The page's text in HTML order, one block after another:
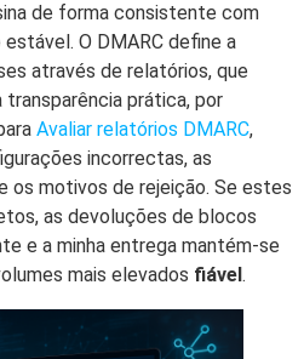
de forma consistente com
O DMARC define a
através de relatórios, que
prática, por
Avaliar relatórios DMARC,
incorrectas, as
os motivos de rejeição. Se estes
as devoluções de blocos
e a minha entrega mantém-se
mais elevados fiável.